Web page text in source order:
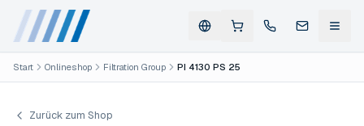
Start Onlineshop Filtration Group PI 4130 PS 25
Zurück zum Shop